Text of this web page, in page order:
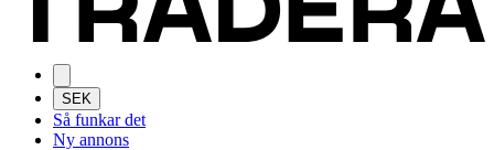
SEK
Så funkar det
Ny annons